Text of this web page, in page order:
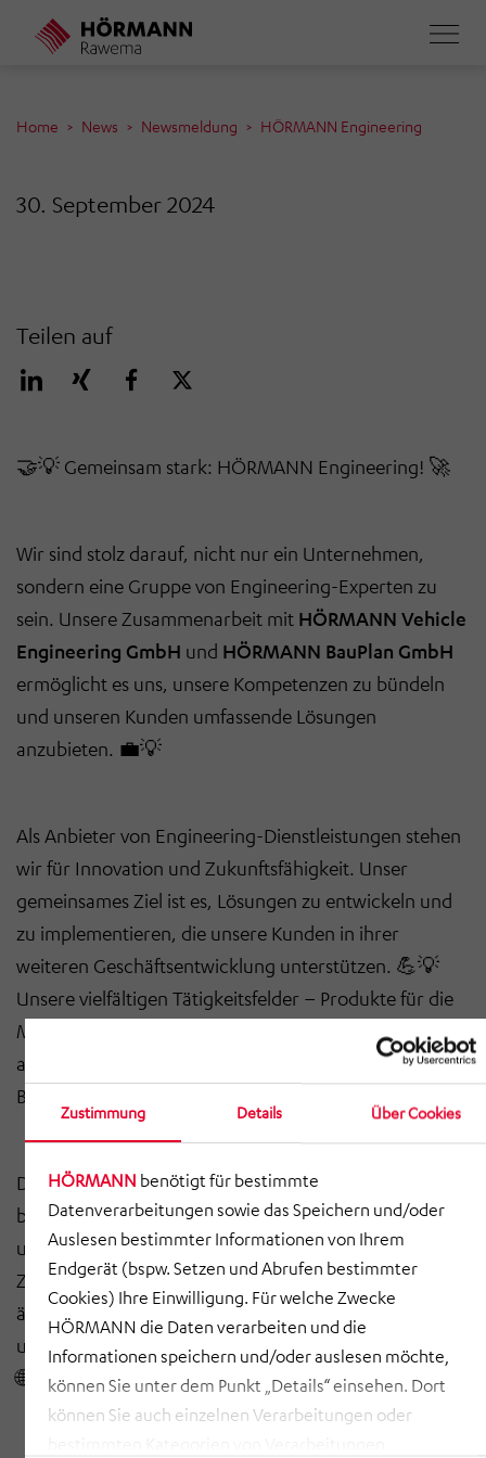
Zustimmung Details Über Cookies
HÖRMANN benötigt für bestimmte
Datenverarbeitungen sowie das Speichern und/oder
Auslesen bestimmter Informationen von Ihrem
Endgerät (bspw. Setzen und Abrufen bestimmter
Cookies) Ihre Einwilligung. Für welche Zwecke
HÖRMANN die Daten verarbeiten und die
Informationen speichern und/oder auslesen möchte,
können Sie unter dem Punkt „Details“ einsehen. Dort
können Sie auch einzelnen Verarbeitungen oder
Direkt
Home News Newsmeldung HÖRMANN Engineering
30. September 2024
Teilen auf
🤝💡 Gemeinsam stark: HÖRMANN Engineering! 🚀
Wir sind stolz darauf, nicht nur ein Unternehmen,
sondern eine Gruppe von Engineering-Experten zu
sein. Unsere Zusammenarbeit mit HÖRMANN Vehicle
Engineering GmbH und HÖRMANN BauPlan GmbH
ermöglicht es uns, unsere Kompetenzen zu bündeln
und unseren Kunden umfassende Lösungen
anzubieten. 💼💡
Als Anbieter von Engineering-Dienstleistungen stehen
wir für Innovation und Zukunftsfähigkeit. Unser
gemeinsames Ziel ist es, Lösungen zu entwickeln und
zu implementieren, die unsere Kunden in ihrer
weiteren Geschäftsentwicklung unterstützen. 💪💡
Unsere vielfältigen Tätigkeitsfelder – Produkte für die
Mobilität von Morgen, die Produktion der Zukunft in
attraktiven und effizienten Gebäuden – spiegeln die
Breite und Tiefe unserer Expertise wider.
Die Welt des Engineerings ist im Wandel, und wir sind
bereit, diesen Wandel aktiv mitzugestalten. Durch
unsere Synergieeffekte und unsere eng vernetzte
Zusammenarbeit können wir flexibel auf die sich
ändernden Anforderungen des Marktes reagieren und
unseren Kunden einen entscheidenden Vorteil bieten.
🌐💼